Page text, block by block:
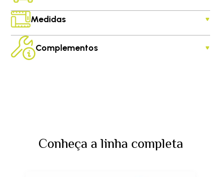
Medidas
Complementos
Conheça a linha completa